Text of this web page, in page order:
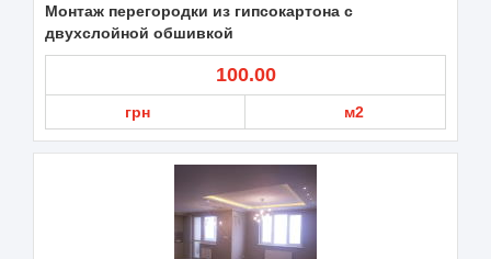
Монтаж перегородки из гипсокартона с
двухслойной обшивкой
100.00
грн м2